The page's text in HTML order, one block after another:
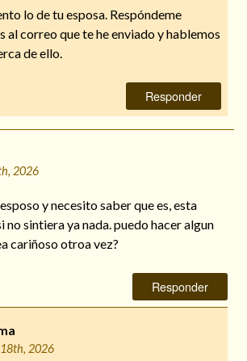
lo de tu esposa. Respóndeme
al correo que te he enviado y hablemos
de ello.
Responder
2026
y necesito saber que es, esta
no sintiera ya nada. puedo hacer algun
cariñoso otroa vez?
Responder
2026